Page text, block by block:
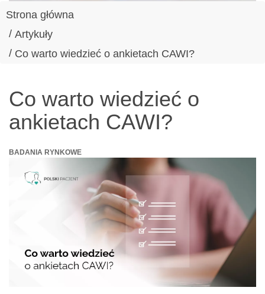
Strona główna
Artykuły
Co warto wiedzieć o ankietach CAWI?
Co warto wiedzieć o
ankietach CAWI?
BADANIA RYNKOWE